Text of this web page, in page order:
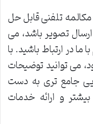
تلفنی قابل حل
تصویر باشد، می
ما در ارتباط باشید. با
می توانید توضیحات
جامع تری به دست
و ارائه خدمات